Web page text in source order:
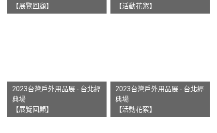
【展覽回顧】
【活動花絮】
2023台灣戶外用品展 - 台北經
典場
【展覽回顧】
2023台灣戶外用品展 - 台北經
典場
【活動花絮】